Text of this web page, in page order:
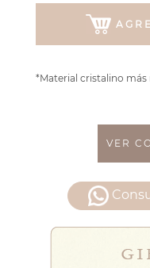
*Material cristalino
VER